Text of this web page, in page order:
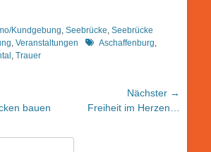
Kundgebung, Seebrücke, Seebrücke
, Veranstaltungen Schlagworte
Aschaffenburg,
, Trauer
bauen
Nächster →
NächsterFreiheit im Herzen…